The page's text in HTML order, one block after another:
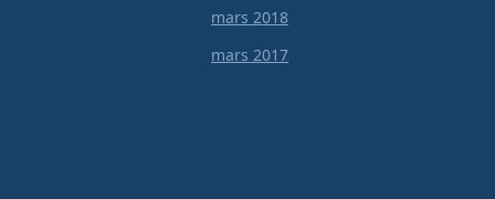
mars 2018
mars 2017